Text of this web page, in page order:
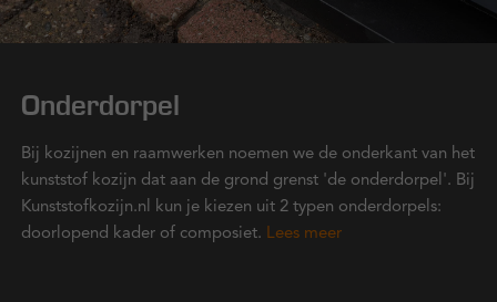
Onderdorpel
Bij kozijnen en raamwerken noemen we de onderkant van het
kunststof kozijn dat aan de grond grenst 'de onderdorpel'. Bij
Kunststofkozijn.nl kun je kiezen uit 2 typen onderdorpels:
doorlopend kader of composiet. Lees meer